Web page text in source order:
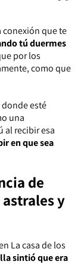
conexión que te
tú duermes
por los
como que
donde esté
una
al recibir esa
en que sea
de
astrales y
La casa de los
sintió que era